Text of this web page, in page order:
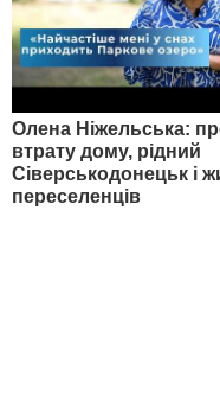
Олена Ніжельська:
втрату дому, рідний
Сіверськодонецьк і
переселенців